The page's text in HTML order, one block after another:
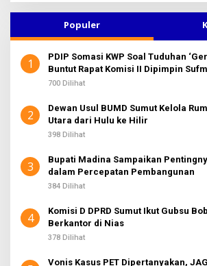
K
S
i
n
u
k
Populer
1
PDIP Somasi KWP Soal Tuduhan
Buntut Rapat Komisi II Dipimpin
700 Dilihat
2
Dewan Usul BUMD Sumut Kelola
Utara dari Hulu ke Hilir
398 Dilihat
3
Bupati Madina Sampaikan
dalam Percepatan Pembangunan
384 Dilihat
4
Komisi D DPRD Sumut Ikut Gubsu
Berkantor di Nias
378 Dilihat
Vonis Kasus PET Dipertanyakan,